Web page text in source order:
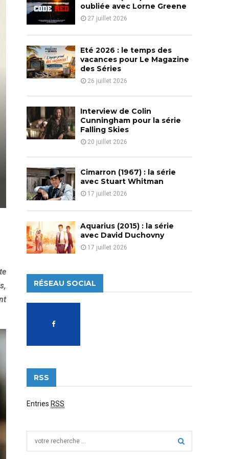
o
r
:
C
H
oubliée avec Lorne Greene
27 juillet 2026
Eté 2026 : le temps des
vacances pour Le Magazine
des Séries
26 juillet 2026
Interview de Colin
Cunningham pour la série
Falling Skies
20 juillet 2026
Cimarron (1967) : la série
avec Stuart Whitman
17 juillet 2026
Aquarius (2015) : la série
avec David Duchovny
17 juillet 2026
RÉSEAU SOCIAL
RSS
Entries RSS